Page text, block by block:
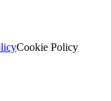
Cookie Policy